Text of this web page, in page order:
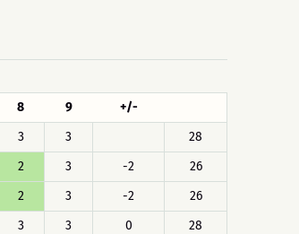
8 9
+/-
3 3
28
2 3 -2
26
2 3 -2
26
3 3 0
28